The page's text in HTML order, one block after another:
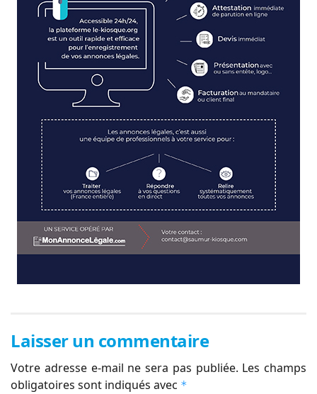
Laisser un commentaire
Votre adresse e-mail ne sera pas publiée. Les champs
obligatoires sont indiqués avec *